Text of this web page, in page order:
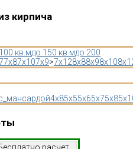
кирпича
кв.мдо 150 кв.мдо 200
7x87x107x9>7x128x88x98x10
4x85x55x65x75x8